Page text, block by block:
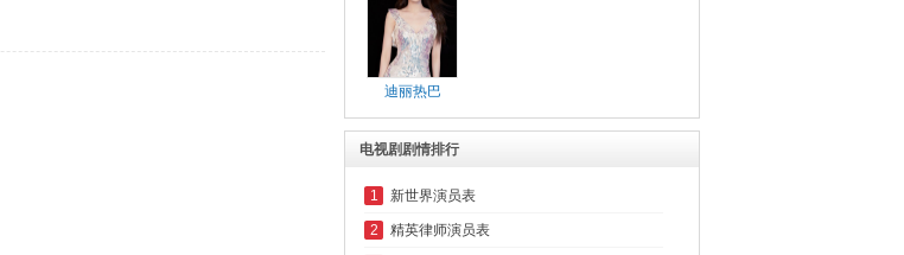
迪丽热巴
电视剧剧情排行
1 新世界演员表
2 精英律师演员表